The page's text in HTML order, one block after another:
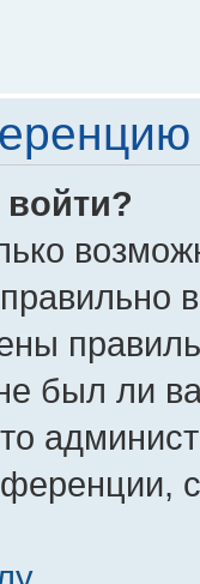
был ли